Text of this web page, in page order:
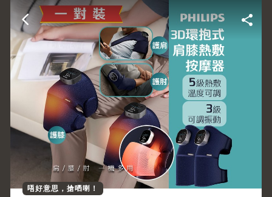
唔好意思，搶哂喇！